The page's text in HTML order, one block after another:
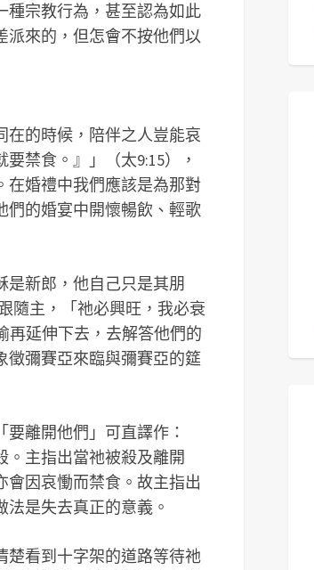
種宗教行為，甚至認為如此
派來的，但怎會不按他們以
在的時候，陪伴之人豈能哀
禁食。』」（太9:15），
在婚禮中我們應該是為那對
們的婚宴中開懷暢飲、輕歌
新郎，他自己只是其朋
隨主，「祂必興旺，我必衰
再延伸下去，去解答他們的
徵彌賽亞來臨與彌賽亞的筵
離開他們」可直譯作：
。主指出當祂被殺及離開
因哀慟而禁食。故主指出
是失去真正的意義。
楚看到十字架的道路等待祂